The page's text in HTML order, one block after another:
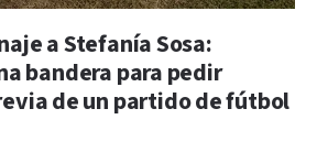
a Stefanía Sosa:
bandera para pedir
de un partido de fútbol